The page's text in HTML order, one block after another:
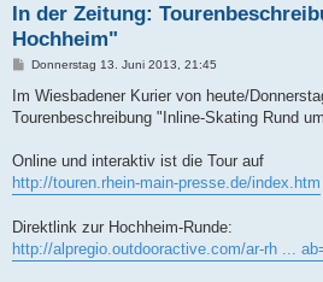
In der Zeitung:
Hochheim"
B
i
r
Donnerstag 13. Juni 2013, 21:45
Im Wiesbadener Kurier von heute/
Tourenbeschreibung "Inline-Skating Rund
Online und interaktiv ist die Tour auf
http://touren.rhein-main-presse.de/index.htm
Direktlink zur Hochheim-Runde:
http://alpregio.outdooractive.com/ar-rh ...